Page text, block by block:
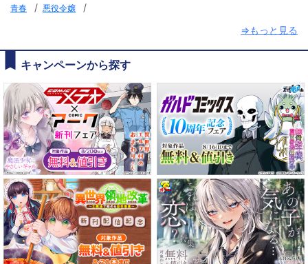
青春 / 悪役令嬢
/
⇒もっと見る
キャンペーンから探す